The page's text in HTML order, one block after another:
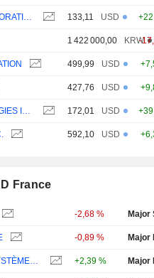
133,11 USD
1 422 000,00 KRW
-
499,99 USD
427,76 USD
172,01 USD
592,10 USD
France
-2,68 % Major
-0,89 % Major
+2,39 % Major